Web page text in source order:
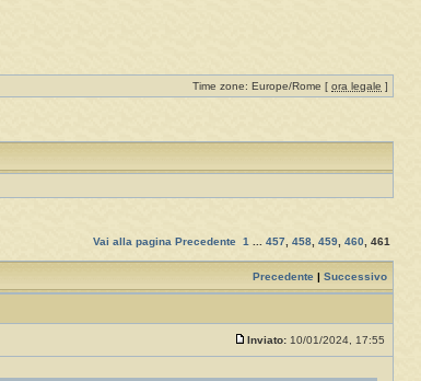
Time zone: Europe/Rome [ ora legale ]
Vai alla pagina Precedente 1 ... 457, 458, 459, 460, 461
Precedente Successivo
Inviato: 10/01/2024, 17:55